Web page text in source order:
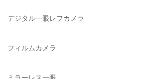
DEKO Elite（デコエリート）
Datacolor（データカラー）
デジタル一眼レフカメラ
フィルムカメラ
ミラーレス一眼